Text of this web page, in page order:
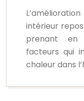
intérieur
prenant en
facteurs qui
chaleur dans